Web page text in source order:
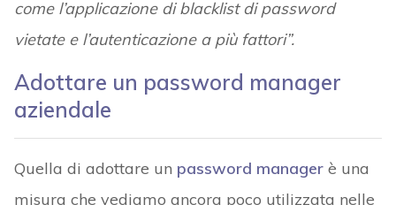
come l’applicazione di blacklist di password
vietate e l’autenticazione a più fattori”.
Adottare un password manager
aziendale
Quella di adottare un password managerè una
misura che vediamo ancora poco utilizzata nelle